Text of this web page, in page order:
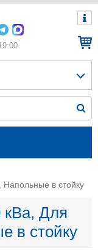
в стойку
Для
в стойку